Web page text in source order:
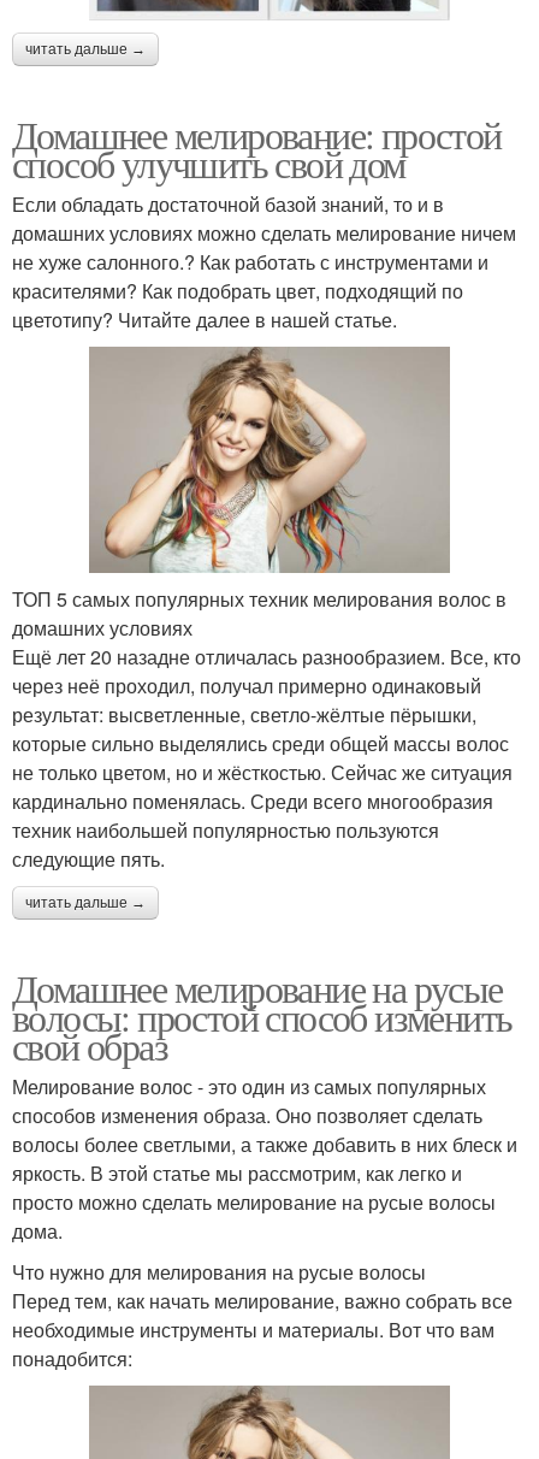
читать дальше →
Домашнее мелирование: простой
способ улучшить свой дом
Если обладать достаточной базой знаний, то и в
домашних условиях можно сделать мелирование ничем
не хуже салонного.? Как работать с инструментами и
красителями? Как подобрать цвет, подходящий по
цветотипу? Читайте далее в нашей статье.
ТОП 5 самых популярных техник мелирования волос в
домашних условиях
Ещё лет 20 назадне отличалась разнообразием. Все, кто
через неё проходил, получал примерно одинаковый
результат: высветленные, светло-жёлтые пёрышки,
которые сильно выделялись среди общей массы волос
не только цветом, но и жёсткостью. Сейчас же ситуация
кардинально поменялась. Среди всего многообразия
техник наибольшей популярностью пользуются
следующие пять.
читать дальше →
Домашнее мелирование на русые
волосы: простой способ изменить
свой образ
Мелирование волос - это один из самых популярных
способов изменения образа. Оно позволяет сделать
волосы более светлыми, а также добавить в них блеск и
яркость. В этой статье мы рассмотрим, как легко и
просто можно сделать мелирование на русые волосы
дома.
Что нужно для мелирования на русые волосы
Перед тем, как начать мелирование, важно собрать все
необходимые инструменты и материалы. Вот что вам
понадобится: